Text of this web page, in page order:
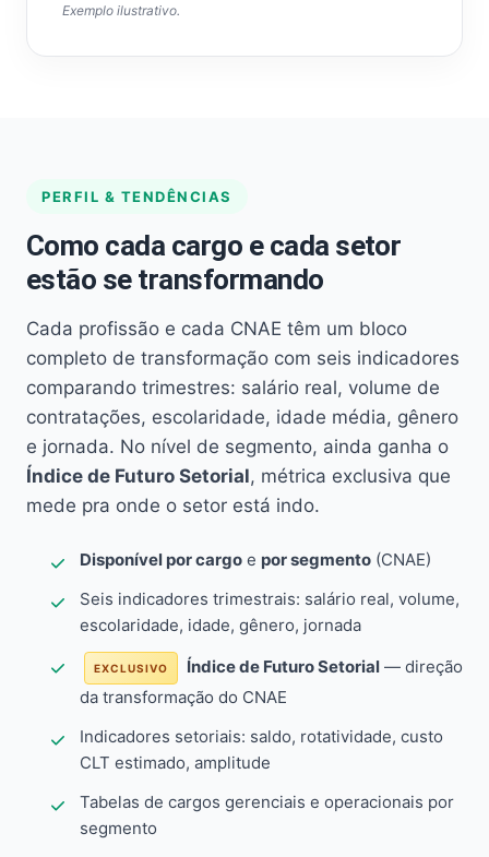
Exemplo ilustrativo.
PERFIL & TENDÊNCIAS
Como cada cargo e cada setor
estão se transformando
Cada profissão e cada CNAE têm um bloco
completo de transformação com seis indicadores
comparando trimestres: salário real, volume de
contratações, escolaridade, idade média, gênero
e jornada. No nível de segmento, ainda ganha o
Índice de Futuro Setorial, métrica exclusiva que
mede pra onde o setor está indo.
Disponível por cargo e por segmento (CNAE)
Seis indicadores trimestrais: salário real, volume,
escolaridade, idade, gênero, jornada
EXCLUSIVO Índice de Futuro Setorial — direção
da transformação do CNAE
Indicadores setoriais: saldo, rotatividade, custo
CLT estimado, amplitude
Tabelas de cargos gerenciais e operacionais por
segmento